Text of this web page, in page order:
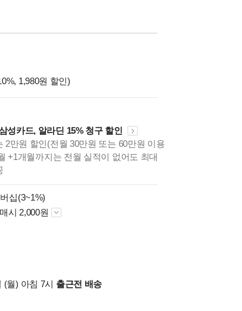
1,980원 할인)
성카드, 알라딘 15% 청구 할인
2만원 할인(전월 30만원 또는 60만원 이용
+1개월까지는 전월 실적이 없어도 최대
십(3~1%)
시 2,000원
(월) 아침 7시 출근전 배송